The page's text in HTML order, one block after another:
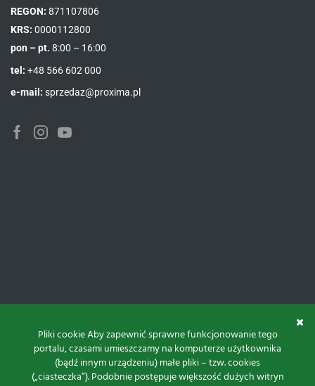
REGON: 871107806
KRS: 0000112800
pon – pt. 8:00 – 16:00
tel: +48 566 602 000
e-mail: sprzedaz@proxima.pl
FacebookInstagramYoutube
Pliki cookie Aby zapewnić sprawne funkcjonowanie tego
portalu, czasami umieszczamy na komputerze użytkownika
(bądź innym urządzeniu) małe pliki – tzw. cookies
(„ciasteczka”). Podobnie postępuje większość dużych witryn